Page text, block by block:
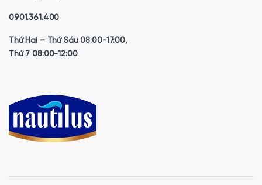
0901.361.400
Thứ Hai – Thứ Sáu 08:00-17:00,
Thứ 7 08:00-12:00